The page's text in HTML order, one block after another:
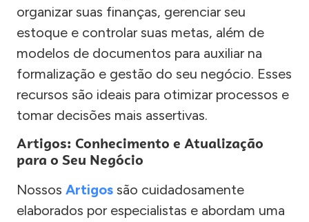
organizar suas finanças, gerenciar seu
estoque e controlar suas metas, além de
modelos de documentos para auxiliar na
formalização e gestão do seu negócio. Esses
recursos são ideais para otimizar processos e
tomar decisões mais assertivas.
Artigos: Conhecimento e Atualização
para o Seu Negócio
Nossos Artigos são cuidadosamente
elaborados por especialistas e abordam uma